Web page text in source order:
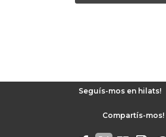
Seguís-mos en hilats!